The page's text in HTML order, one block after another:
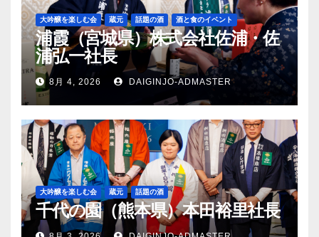
大吟醸を楽しむ会 蔵元 話題の酒 酒と食のイベント
浦霞（宮城県）株式会社佐浦・佐
浦弘一社長
8月 4, 2026 DAIGINJO-ADMASTER
大吟醸を楽しむ会 蔵元 話題の酒
千代の園（熊本県）本田裕里社長